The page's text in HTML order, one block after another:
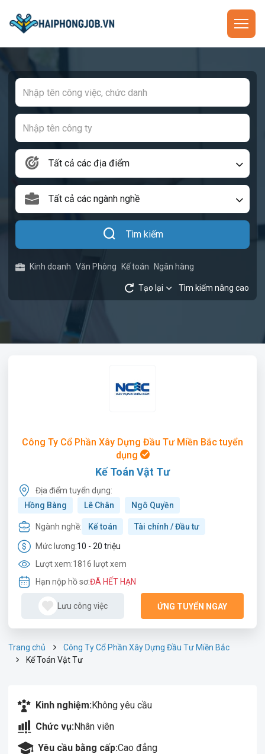
Tất cả các địa điểm
Tất cả các ngành nghề
Tìm kiếm
Kinh doanh Văn Phòng Kế toán Ngân hàng
Tạo lại Tìm kiếm nâng cao
Công Ty Cổ Phần Xây Dựng Đầu Tư Miền Bắc tuyển
dụng
Kế Toán Vật Tư
Địa điểm tuyển dụng:
Hồng Bàng
Lê Chân Ngô Quyền
Ngành nghề: Kế toán Tài chính / Đầu tư
Mức lương:10 - 20 triệu
Lượt xem:1816 lượt xem
Hạn nộp hồ sơ:ĐÃ HẾT HẠN
Lưu công việc ỨNG TUYỂN NGAY
Trang chủ
Công Ty Cổ Phần Xây Dựng Đầu Tư Miền Bắc
Kế Toán Vật Tư
Kinh nghiệm:Không yêu cầu
Chức vụ:Nhân viên
Yêu cầu bằng cấp:Cao đẳng